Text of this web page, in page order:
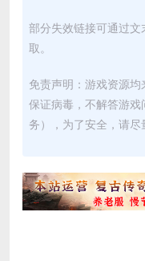
部分失效链接可通过
取。
免责声明：游戏资源
保证病毒，不解答游
务），为了安全，请尽